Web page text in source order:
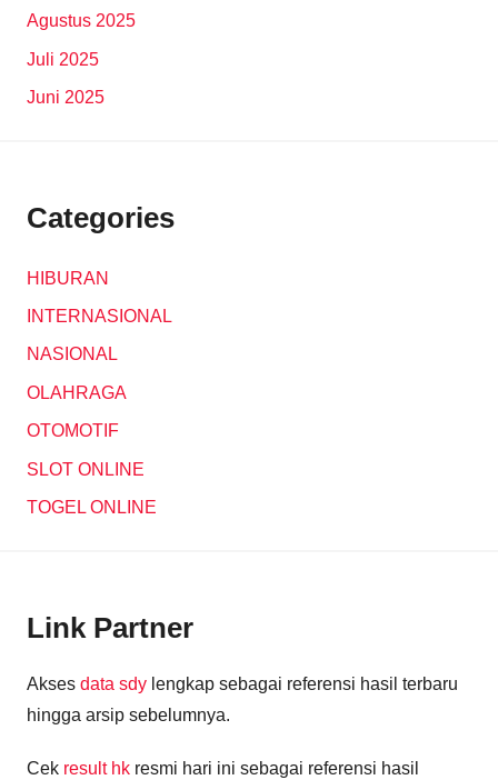
Agustus 2025
Juli 2025
Juni 2025
Categories
HIBURAN
INTERNASIONAL
NASIONAL
OLAHRAGA
OTOMOTIF
SLOT ONLINE
TOGEL ONLINE
Link Partner
Akses data sdy lengkap sebagai referensi hasil terbaru
hingga arsip sebelumnya.
Cek result hk resmi hari ini sebagai referensi hasil